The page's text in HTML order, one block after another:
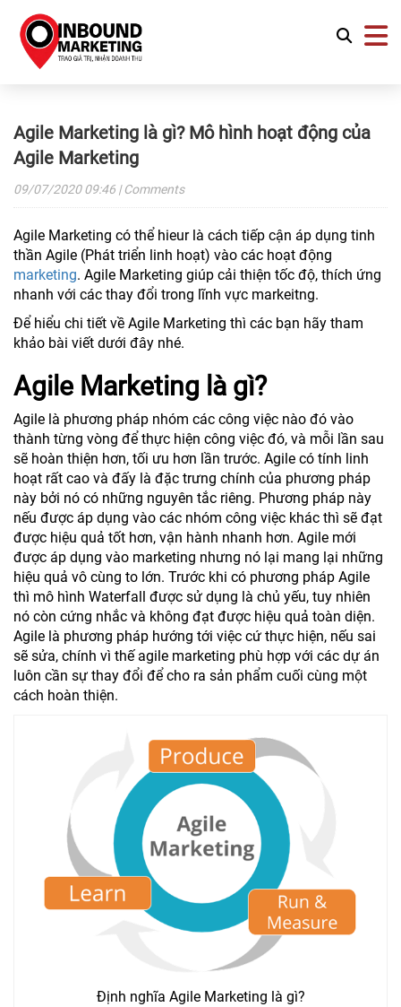
Agile Marketing là gì? Mô hình hoạt động của
Agile Marketing
09/07/202009:46 | Comments
Agile Marketing có thể hieur là cách tiếp cận áp dụng tinh
thần Agile (Phát triển linh hoạt) vào các hoạt động
marketing. Agile Marketing giúp cải thiện tốc độ, thích ứng
nhanh với các thay đổi trong lĩnh vực markeitng.
Để hiểu chi tiết về Agile Marketing thì các bạn hãy tham
khảo bài viết dưới đây nhé.
Agile Marketing là gì?
Agile là phương pháp nhóm các công việc nào đó vào
thành từng vòng để thực hiện công việc đó, và mỗi lần sau
sẽ hoàn thiện hơn, tối ưu hơn lần trước. Agile có tính linh
hoạt rất cao và đấy là đặc trưng chính của phương pháp
này bởi nó có những nguyên tắc riêng. Phương pháp này
nếu được áp dụng vào các nhóm công việc khác thì sẽ đạt
được hiệu quả tốt hơn, vận hành nhanh hơn. Agile mới
được áp dụng vào marketing nhưng nó lại mang lại những
hiệu quả vô cùng to lớn. Trước khi có phương pháp Agile
thì mô hình Waterfall được sử dụng là chủ yếu, tuy nhiên
nó còn cứng nhắc và không đạt được hiệu quả toàn diện.
Agile là phương pháp hướng tới việc cứ thực hiện, nếu sai
sẽ sửa, chính vì thế agile marketing phù hợp với các dự án
luôn cần sự thay đổi để cho ra sản phẩm cuối cùng một
cách hoàn thiện.
Định nghĩa Agile Marketing là gì?